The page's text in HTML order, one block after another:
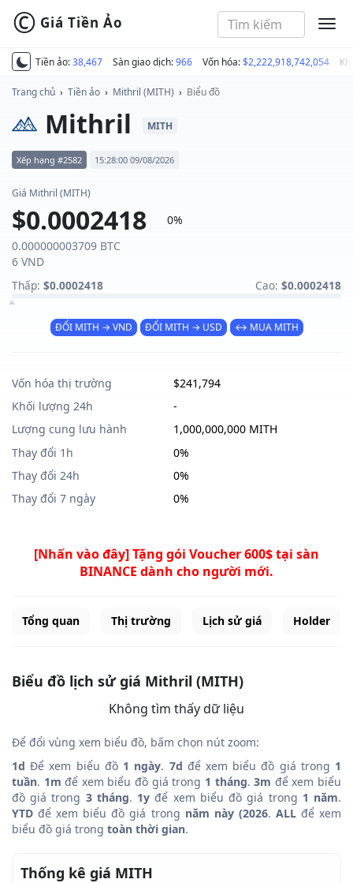
Tiền ảo:38,467 Sàn giao dịch:966 Vốn hóa:$2,222,918,742,054
© Giá Tiền Ảo
Trang chủ › Tiền ảo › Mithril (MITH) › Biểu đồ
Mithril MITH
Xếp hạng #2582 15:28:00 09/08/2026
Giá Mithril (MITH)
$0.0002418
0%
0.000000003709 BTC
6 VND
Thấp: $0.0002418 Cao: $0.0002418
ĐỔI MITH → VND ĐỔI MITH → USD ↔ MUA MITH
Vốn hóa thị trường
$241,794
Khối lượng 24h
-
Lượng cung lưu hành
1,000,000,000 MITH
Thay đổi 1h
0%
Thay đổi 24h
0%
Thay đổi 7 ngày
0%
[Nhấn vào đây] Tặng gói Voucher 600$ tại sàn
BINANCE dành cho người mới.
Tổng quan Thị trường Lịch sử giá Holder
Biểu đồ lịch sử giá Mithril (MITH)
Không tìm thấy dữ liệu
Để đổi vùng xem biểu đồ, bấm chọn nút zoom:
1d Để xem biểu đồ 1 ngày. 7d để xem biểu đồ giá trong 1
tuần. 1m để xem biểu đồ giá trong 1 tháng.3m để xem biểu
đồ giá trong 3 tháng. 1y để xem biểu đồ giá trong 1 năm.
YTD để xem biểu đồ giá trong năm này (2026. ALLđể xem
biểu đồ giá trong toàn thời gian.
Thống kê giá MITH